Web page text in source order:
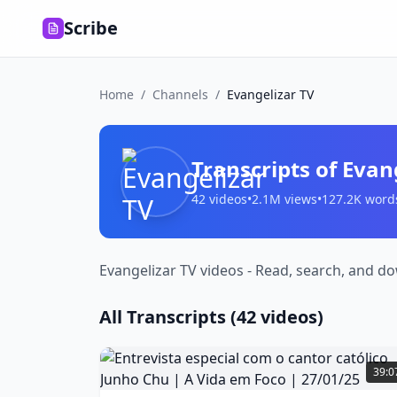
Scribe
Home / Channels / Evangelizar TV
Transcripts of
42 videos•2.1M views•127.2K
Evangelizar TV videos - Read, search, and
All Transcripts (42videos)
Entrevista
especial
com